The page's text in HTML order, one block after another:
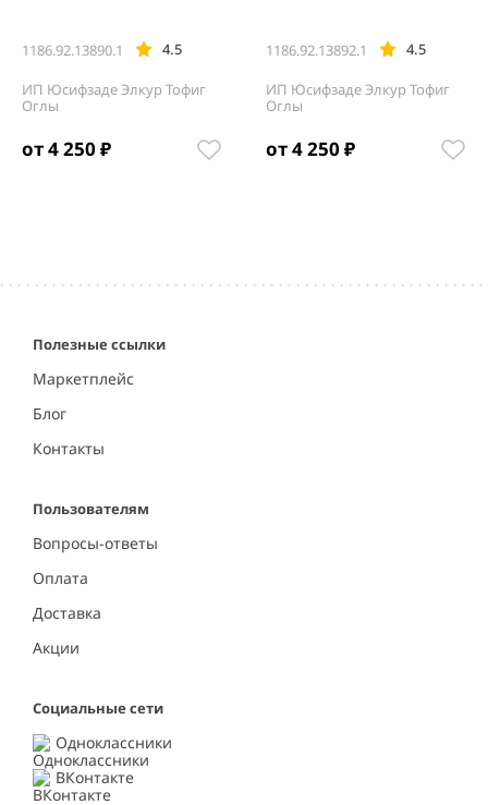
от 4 250 ₽
1186.92.13890.1 4.5
ИП Юсифзаде Элкур Тофиг
Оглы
от 4 250 ₽
1186.92.13892.1 4.5
ИП Юсифзаде Элкур Тофиг
Оглы
Полезные ссылки
Маркетплейс
Блог
Контакты
Пользователям
Вопросы-ответы
Оплата
Доставка
Акции
Социальные сети
Одноклассники
ВКонтакте